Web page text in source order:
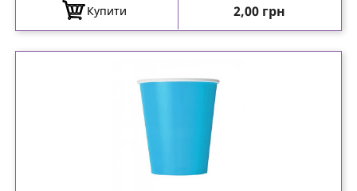
Купити Ціна
2,00 грн